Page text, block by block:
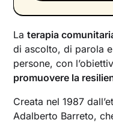
Laterapia
di ascolto, di parola
persone, con
promuovere la
Creata nel 1987
Adalberto Barreto,